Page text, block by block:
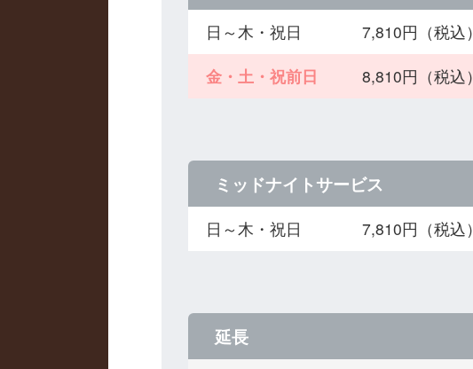
日～木・祝日
7,810円（税込）
金・土・祝前日
8,810円（税込）
ミッドナイトサービス
日～木・祝日 7,810円（税込）
延長